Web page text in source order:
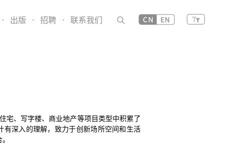
· 出版 · 招聘 · 联系我们
宅、写字楼、商业地产等项目类型中积累了
深入的理解，致力于创新场所空间和生活